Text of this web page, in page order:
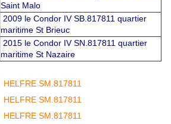
Saint Malo
2009 le Condor IV SB.817811 quartier
maritime St Brieuc
2015 le Condor IV SN.817811 quartier
maritime St Nazaire